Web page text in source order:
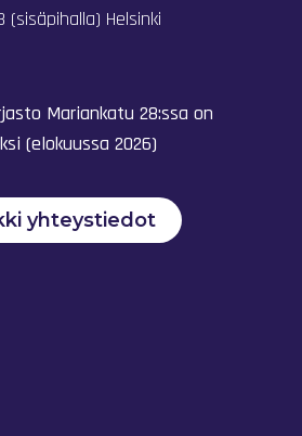
(sisäpihalla) Helsinki
Mariankatu 28:ssa on
(elokuussa 2026)
yhteystiedot